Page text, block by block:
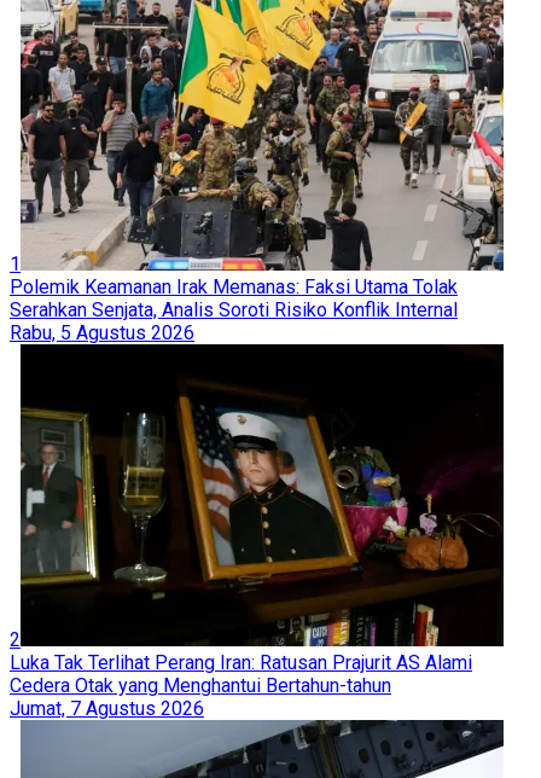
1
Polemik Keamanan Irak Memanas: Faksi Utama Tolak
Serahkan Senjata, Analis Soroti Risiko Konflik Internal
Rabu, 5 Agustus 2026
2
Luka Tak Terlihat Perang Iran: Ratusan Prajurit AS Alami
Cedera Otak yang Menghantui Bertahun-tahun
Jumat, 7 Agustus 2026